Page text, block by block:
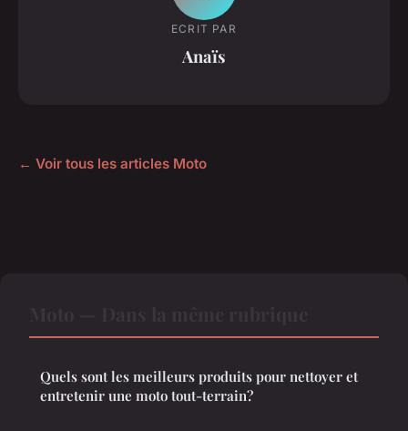
ECRIT PAR
Anaïs
← Voir tous les articles Moto
Quels sont les meilleurs produits pour nettoyer et
entretenir une moto tout-terrain?